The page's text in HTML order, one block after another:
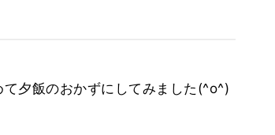
夕飯のおかずにしてみました(^o^)